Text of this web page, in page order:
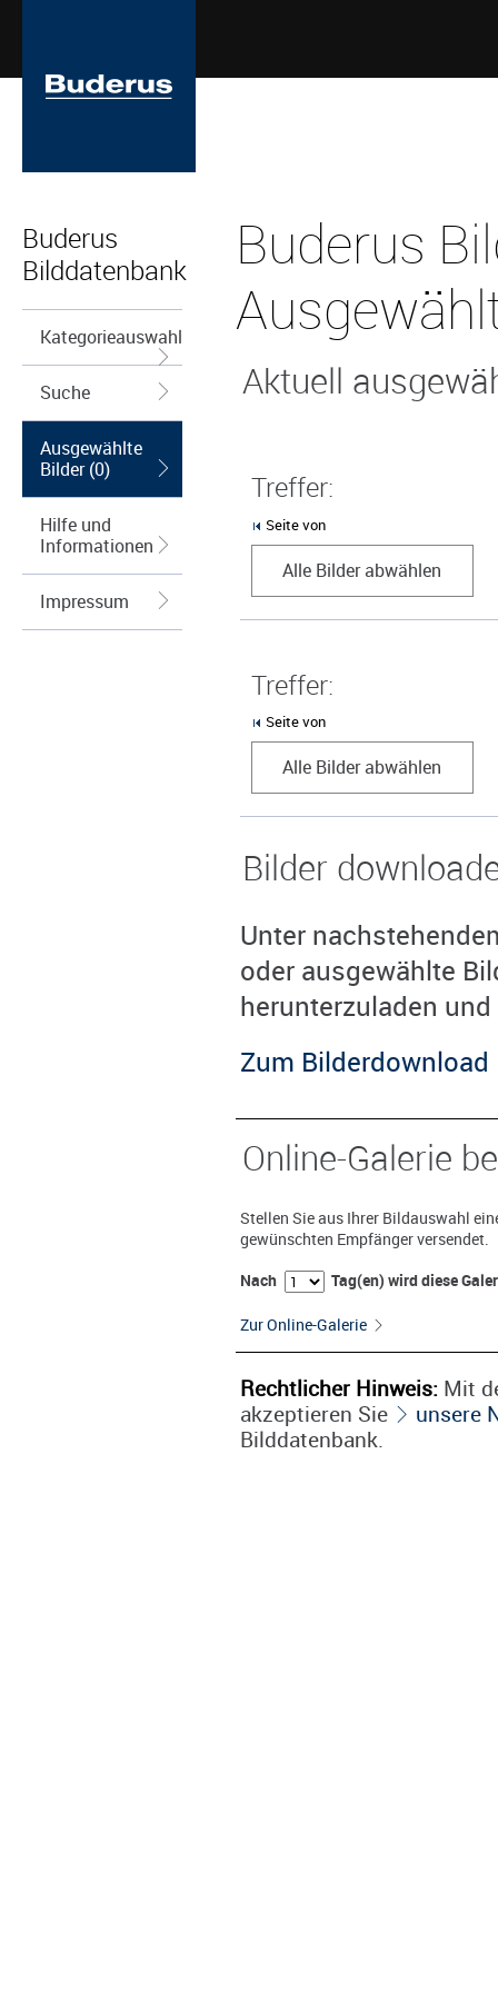
Buderus
Bilddatenbank
Kategorieauswahl
Suche
Ausgewählte
Bilder (0)
Hilfe und
Informationen
Impressum
Buderus
Aktuell
Treffer:
Seite von
Alle Bilder abwählen
Treffer:
Seite von
Alle Bilder abwählen
Bilder
Unter
oder ausgewählte
herunterzuladen
Zum Bilderdownload
Online-Galerie
Stellen Sie aus Ihrer Bildauswahl
gewünschten Empfänger versendet.
Nach
Tag(en) wird diese
Zur Online-Galerie
Rechtlicher Hinweis: Mit
akzeptieren Sie
unsere
Bilddatenbank.